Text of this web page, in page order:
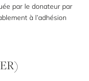
par le donateur par
à l’adhésion